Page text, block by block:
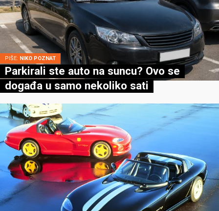
PIŠE: NIKO POZNAT
Parkirali ste auto na suncu? Ovo se
događa u samo nekoliko sati